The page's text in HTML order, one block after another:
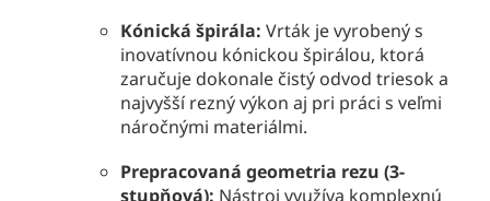
Kónická špirála: Vrták je vyrobený s
inovatívnou kónickou špirálou, ktorá
zaručuje dokonale čistý odvod triesok a
najvyšší rezný výkon aj pri práci s veľmi
náročnými materiálmi.
Prepracovaná geometria rezu (3-
stupňová): Nástroj využíva komplexnú